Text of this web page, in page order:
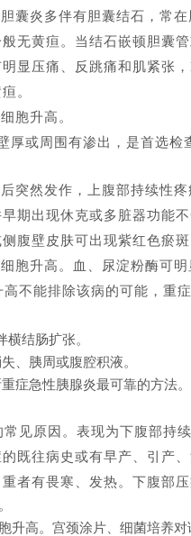
囊炎多伴有胆囊结石，常
无黄疸。当结石嵌顿胆囊
显压痛、反跳痛和肌紧张
。
胞升高。
或周围有渗出，是首选检
突然发作，上腹部持续性
期出现休克或多脏器功能
腹壁皮肤可出现紫红色瘀斑
胞升高。血、尿淀粉酶可
不能排除该病的可能，重
结肠扩张。
、胰周或腹腔积液。
症急性胰腺炎最可靠的方法。
见原因。表现为下腹部持
既往病史或有早产、引产
者有畏寒、发热。下腹部压
升高。宫颈涂片、细菌培养对